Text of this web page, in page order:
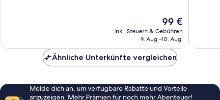
Der
Preis
beträgt
99 €
inkl. Steuern & Gebühren
9. Aug.–10. Aug.
Ähnliche Unterkünfte vergleichen
Melde dich an, um verfügbare Rabatte und Vorteile
anzuzeigen. Mehr Prämien für noch mehr Abenteuer!